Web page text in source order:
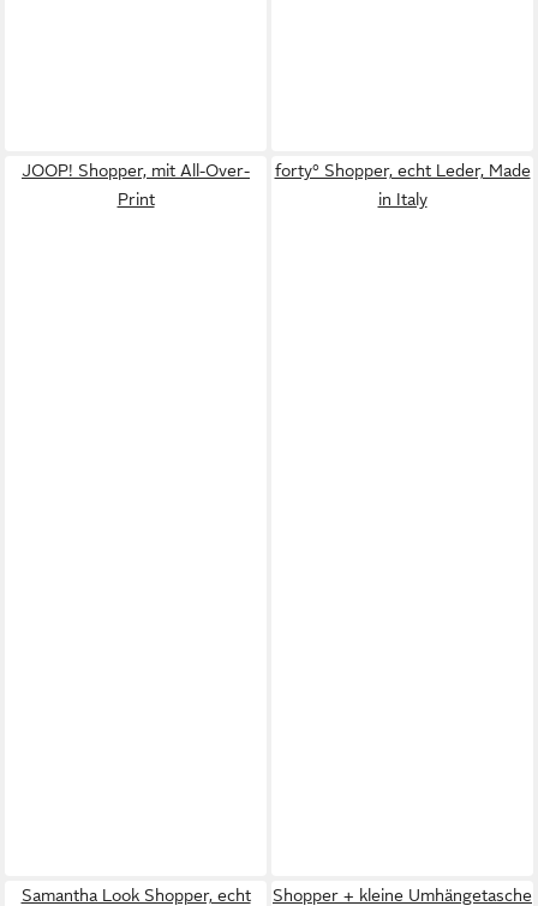
JOOP! Shopper, mit All-Over-
Print
forty° Shopper, echt Leder, Made
in Italy
Samantha Look Shopper, echt
Shopper + kleine Umhängetasche